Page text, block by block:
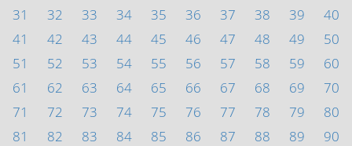
31
32 33 34 35 36 37 38 39
40
41
42 43 44 45 46 47 48 49
50
51
52 53 54 55 56 57 58 59
60
61
62 63 64 65 66 67 68 69
70
71
72 73 74 75 76 77 78 79
80
81
82 83 84 85 86 87 88 89
90